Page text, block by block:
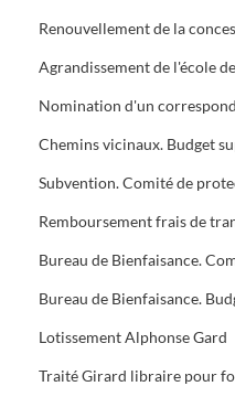
Renouvellement de la
Agrandissement de l'école
Nomination d'un
Chemins vicinaux. Budget
Subvention. Comité de
Bureau de Bienfaisance.
Bureau de Bienfaisance.
Lotissement Alphonse Gard